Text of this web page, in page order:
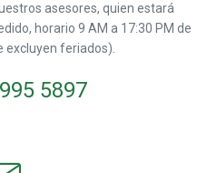
asesores, quien estará
horario 9 AM a 17:30 PM de
excluyen feriados).
5897